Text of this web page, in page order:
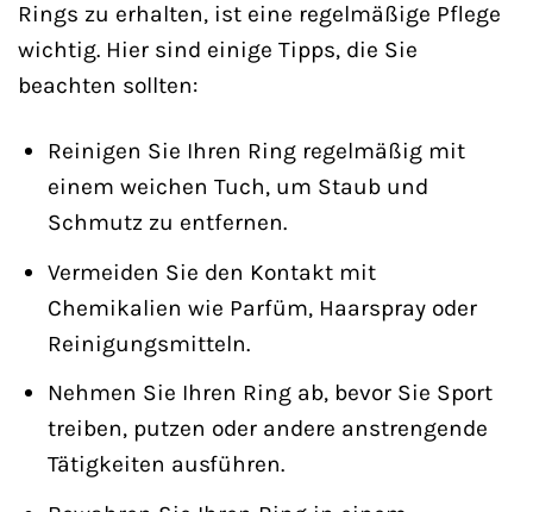
Rings zu erhalten, ist eine regelmäßige Pflege
wichtig. Hier sind einige Tipps, die Sie
beachten sollten:
Reinigen Sie Ihren Ring regelmäßig mit
einem weichen Tuch, um Staub und
Schmutz zu entfernen.
Vermeiden Sie den Kontakt mit
Chemikalien wie Parfüm, Haarspray oder
Reinigungsmitteln.
Nehmen Sie Ihren Ring ab, bevor Sie Sport
treiben, putzen oder andere anstrengende
Tätigkeiten ausführen.